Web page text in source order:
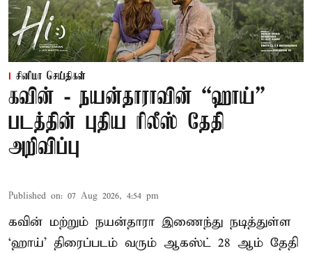
சினிமா செய்திகள்
கவின் - நயன்தாராவின் “ஹாய்”
படத்தின் புதிய ரிலீஸ் தேதி
அறிவிப்பு
Published on: 07 Aug 2026, 4:54 pm
கவின் மற்றும் நயன்தாரா இணைந்து நடித்துள்ள
‘ஹாய்’ திரைப்படம் வரும் ஆகஸ்ட் 28 ஆம் தேதி